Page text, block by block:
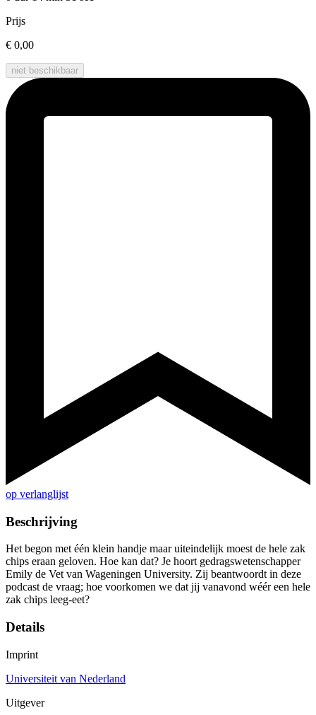
Prijs
€ 0,00
niet beschikbaar
op verlanglijst
Beschrijving
Het begon met één klein handje maar uiteindelijk moest de hele zak
chips eraan geloven. Hoe kan dat? Je hoort gedragswetenschapper
Emily de Vet van Wageningen University. Zij beantwoordt in deze
podcast de vraag; hoe voorkomen we dat jij vanavond wéér een hele
zak chips leeg-eet?
Details
Imprint
Universiteit van Nederland
Uitgever